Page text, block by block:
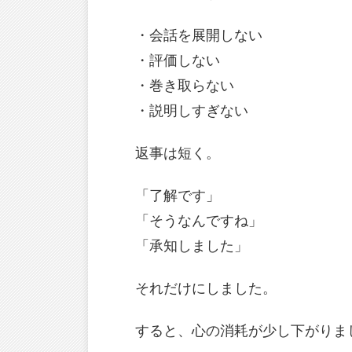
・会話を展開しない
・評価しない
・巻き取らない
・説明しすぎない
返事は短く。
「了解です」
「そうなんですね」
「承知しました」
それだけにしました。
すると、心の消耗が少し下がりま